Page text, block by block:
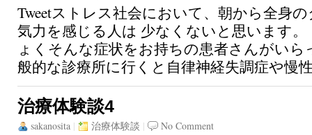
Tweetストレス社会において、朝から全身
気力を感じる人は 少なくないと思います
ょくそんな症状をお持ちの患者さんがいら
般的な診療所に行くと自律神経失調症や慢
治療体験談4
sakanosita | 治療体験談 | No Comment